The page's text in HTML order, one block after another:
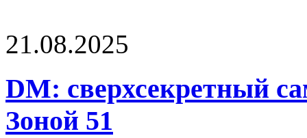
21.08.2025
DM: сверхсекретный
Зоной 51